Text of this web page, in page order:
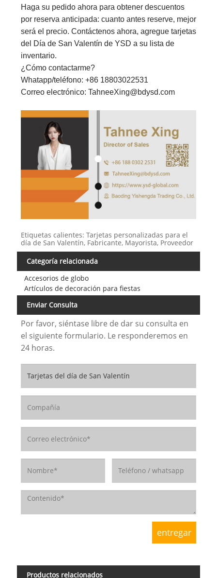
Haga su pedido ahora para obtener descuentos
por reserva anticipada: cuanto antes reserve, mejor
será el precio. Contáctenos ahora, agregue tarjetas
del Día de San Valentín de YSD a su lista de
inventario.
¿Cómo contactarme?
Whatapp/teléfono: +86 18803022531
Correo electrónico: TahneeXing@bdysd.com
Etiquetas calientes: Tarjetas personalizadas para el
día de San Valentín, Fabricante, Mayorista, Proveedor
Categoría relacionada
Accesorios de globo
Artículos de decoración para fiestas
Enviar Consulta
Por favor, siéntase libre de dar su consulta en
el siguiente formulario. Le responderemos en
24 horas.
Productos relacionados